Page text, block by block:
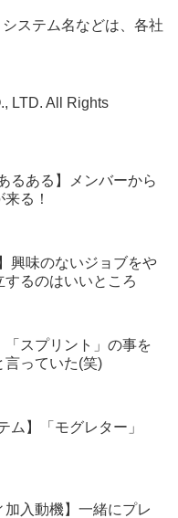
ステム名などは、各社
LTD. All Rights
るある】メンバーから
る！
興味のないジョブをや
するのはいいところ
「スプリント」の事を
言っていた(笑)
ム】「モグレター」
加入動機】一緒にプレ